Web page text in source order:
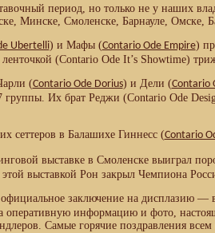
период, но только не у наших
Минске, Смоленске, Барнауле, Омске,
Ubertelli) и Мафы (Contario Ode Empire)
(Contario Ode It’s Showtime)
(Contario Ode Dorius) и Дели (Contario
группы. Их брат Реджи (Contario Ode
сеттеров в Балашихе Гиннесс (Contario
выставке в Смоленске выиграл
этой выставкой Рон закрыл Чемпиона
заключение на дисплазию —
оперативную информацию и фото,
Самые горячие поздравления